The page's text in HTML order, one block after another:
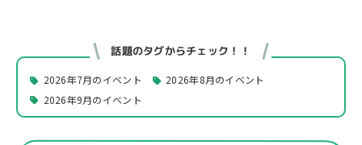
話題のタグからチェック！！
2026年7月のイベント
2026年8月のイベント
2026年9月のイベント